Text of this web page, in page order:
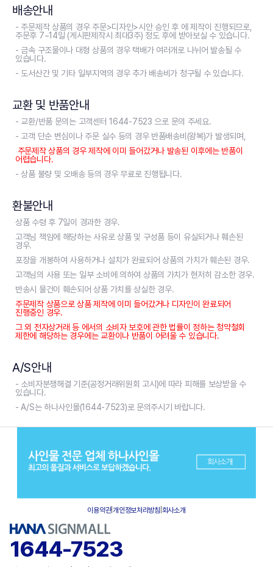
배송안내
- 주문제작 상품의 경우 주문>디자인>시안 승인 후 에 제작이 진행되므로,
주문후 7~14일 (게시판제작시 최대3주) 정도 후에 받아보실 수 있습니다.
- 금속 구조물이나 대형 상품의 경우 택배가 여러개로 나뉘어 발송될 수
있습니다.
- 도서산간 및 기타 일부지역의 경우 추가 배송비가 청구될 수 있습니다.
교환 및 반품안내
- 교환/반품 문의는 고객센터 1644-7523 으로 문의 주세요.
- 고객 단순 변심이나 주문 실수 등의 경우 반품배송비(왕복)가 발생되며,
주문제작 상품의 경우 제작에 이미 들어갔거나 발송된 이후에는 반품이
어렵습니다.
- 상품 불량 및 오배송 등의 경우 무료로 진행됩니다.
환불안내
상품 수령 후 7일이 경과한 경우.
고객님 책임에 해당하는 사유로 상품 및 구성품 등이 유실되거나 훼손된
경우.
포장을 개봉하여 사용하거나 설치가 완료되어 상품의 가치가 훼손된 경우.
고객님의 사용 또는 일부 소비에 의하여 상품의 가치가 현저히 감소한 경우.
반송시 물건이 훼손되어 상품 가치를 상실한 경우.
주문제작 상품으로 상품 제작에 이미 들어갔거나 디자인이 완료되어
진행중인 경우.
그 외 전자상거래 등 에서의 소비자 보호에 관한 법률이 정하는 청약철회
제한에 해당하는 경우에는 교환이나 반품이 어려울 수 있습니다.
A/S안내
- 소비자분쟁해결 기준(공정거래위원회 고시)에 따라 피해를 보상받을 수
있습니다.
- A/S는 하나사인몰(1644-7523)로 문의주시기 바랍니다.
이용약관|개인정보처리방침 회사소개
1644-7523